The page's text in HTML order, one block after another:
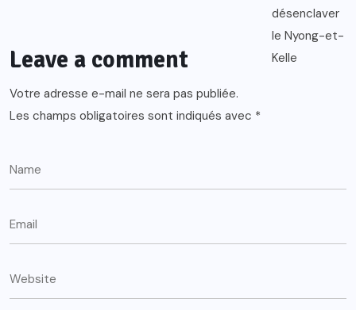
Leave a comment
Votre adresse e-mail ne sera pas publiée.
Les champs obligatoires sont indiqués avec *